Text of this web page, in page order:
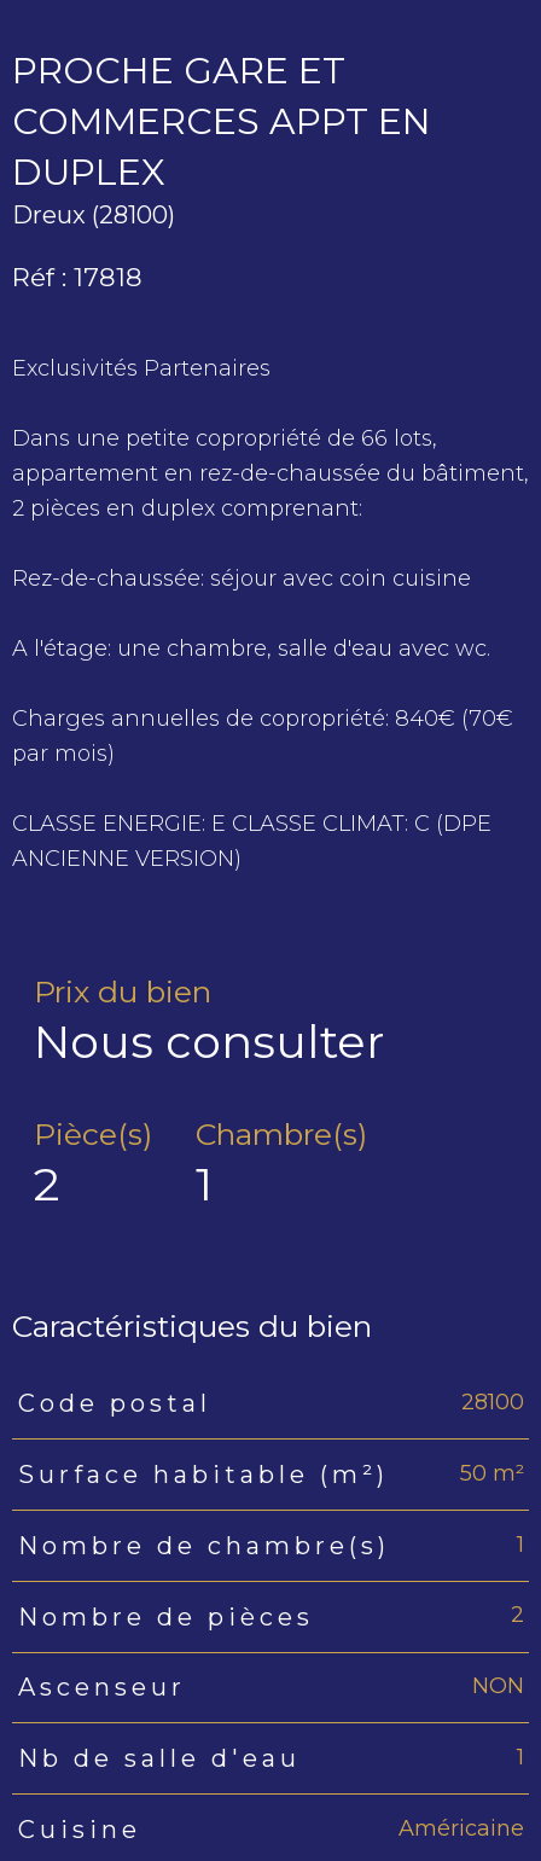
PROCHE GARE ET
COMMERCES APPT EN
DUPLEX
Dreux (28100)
Réf : 17818
Exclusivités Partenaires
Dans une petite copropriété de 66 lots,
appartement en rez-de-chaussée du bâtiment,
2 pièces en duplex comprenant:
Rez-de-chaussée: séjour avec coin cuisine
A l'étage: une chambre, salle d'eau avec wc.
Charges annuelles de copropriété: 840€ (70€
par mois)
CLASSE ENERGIE: E CLASSE CLIMAT: C (DPE
ANCIENNE VERSION)
Prix du bien
Nous consulter
Pièce(s)
2
Chambre(s)
1
Caractéristiques du bien
Caractéristiques
Code postal 28100
Surface habitable (m²) 50 m²
Nombre de chambre(s) 1
Nombre de pièces 2
Ascenseur NON
Nb de salle d'eau 1
Cuisine Américaine